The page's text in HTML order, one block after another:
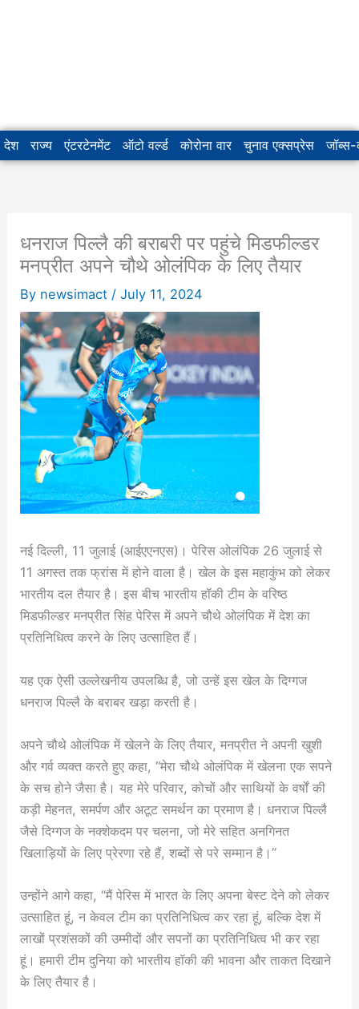
देश राज्य एंटरटेनमेंट ऑटो वर्ल्ड कोरोना वार चुनाव एक्सप्रेस जॉब्स-
धनराज पिल्लै की बराबरी पर पहुंचे मिडफील्डर
मनप्रीत अपने चौथे ओलंपिक के लिए तैयार
By newsimact /July 11, 2024
नई दिल्ली, 11 जुलाई (आईएएनएस)। पेरिस ओलंपिक 26 जुलाई से
11 अगस्त तक फ्रांस में होने वाला है। खेल के इस महाकुंभ को लेकर
भारतीय दल तैयार है। इस बीच भारतीय हॉकी टीम के वरिष्ठ
मिडफील्डर मनप्रीत सिंह पेरिस में अपने चौथे ओलंपिक में देश का
प्रतिनिधित्व करने के लिए उत्साहित हैं।
यह एक ऐसी उल्लेखनीय उपलब्धि है, जो उन्हें इस खेल के दिग्गज
धनराज पिल्लै के बराबर खड़ा करती है।
अपने चौथे ओलंपिक में खेलने के लिए तैयार, मनप्रीत ने अपनी खुशी
और गर्व व्यक्त करते हुए कहा, “मेरा चौथे ओलंपिक में खेलना एक सपने
के सच होने जैसा है। यह मेरे परिवार, कोचों और साथियों के वर्षों की
कड़ी मेहनत, समर्पण और अटूट समर्थन का प्रमाण है। धनराज पिल्लै
जैसे दिग्गज के नक्शेकदम पर चलना, जो मेरे सहित अनगिनत
खिलाड़ियों के लिए प्रेरणा रहे हैं, शब्दों से परे सम्मान है।”
उन्होंने आगे कहा, “मैं पेरिस में भारत के लिए अपना बेस्ट देने को लेकर
उत्साहित हूं, न केवल टीम का प्रतिनिधित्व कर रहा हूं, बल्कि देश में
लाखों प्रशंसकों की उम्मीदों और सपनों का प्रतिनिधित्व भी कर रहा
हूं। हमारी टीम दुनिया को भारतीय हॉकी की भावना और ताकत दिखाने
के लिए तैयार है।